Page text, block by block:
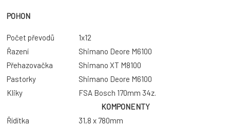
POHON
Počet převodů
1x12
Řazení
Shimano Deore M6100
Přehazovačka
Shimano XT M8100
Pastorky
Shimano Deore M6100
Kliky
FSA Bosch 170mm 34z.
KOMPONENTY
Řídítka
31,8 x 780mm